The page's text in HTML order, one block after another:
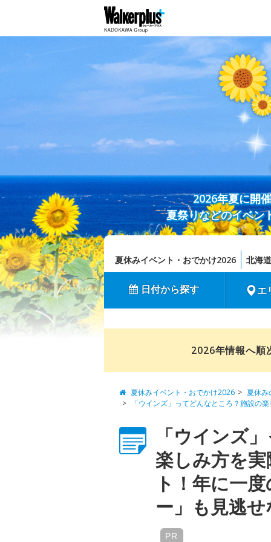
2026年夏に開
夏祭りなどのイベン
夏休みイベント・おでかけ2026 北海道
日付から探す エ
2026年情報へ順
夏休みイベント・おでかけ2026
夏休み
「ウインズ」ってどんなところ？施設の
「ウインズ
楽しみ方を
ト！年に一
ー」も見逃
PR